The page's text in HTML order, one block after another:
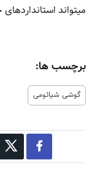
میتواند
برچسب ها:
گوشی شیائومی